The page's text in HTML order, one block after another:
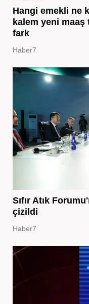
Hangi emekli ne
kalem yeni maaş
fark
Haber7
Sıfır Atık
çizildi
Haber7